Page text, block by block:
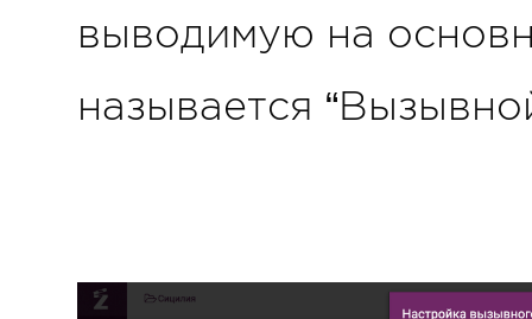
выводимую на
называется